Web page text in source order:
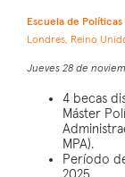
Escuela de
Londres, Reino
Jueves 28 de
4 becas
Máster
MPA).
Período